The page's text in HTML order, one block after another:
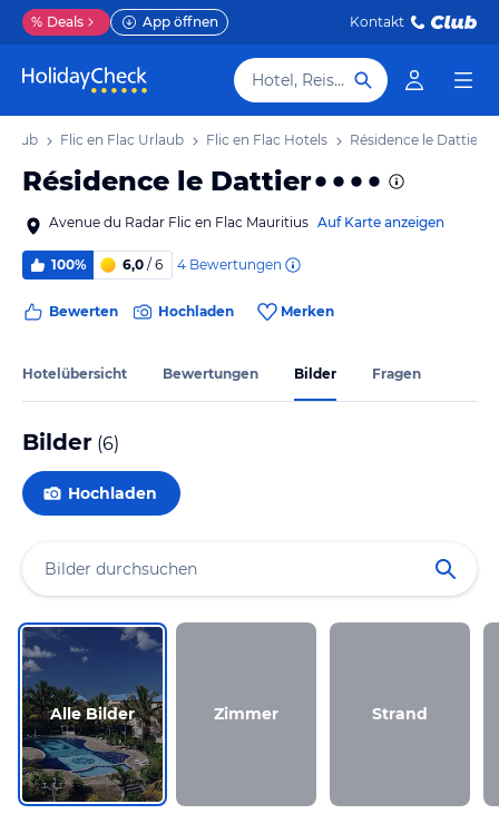
% Deals App öffnen Kontakt
Hotel, Reiseziel
Flic en Flac Urlaub Flic en Flac Hotels Résidence le Dattier
Résidence le Dattier
Avenue du Radar Flic en Flac Mauritius Auf Karte anzeigen
100% 6,0 / 6 4 Bewertungen
Bewerten Hochladen Merken
Hotelübersicht Bewertungen Bilder Fragen
Bilder (6)
Hochladen
Alle Bilder Zimmer Strand